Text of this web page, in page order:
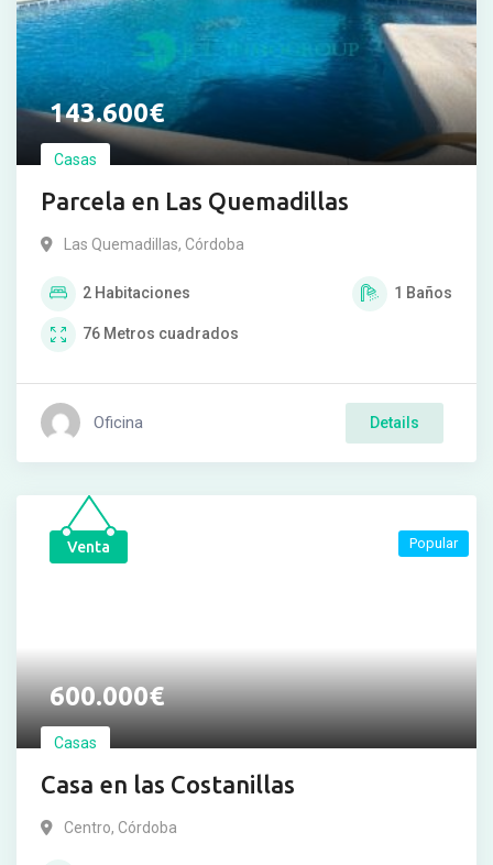
143.600€
Casas
Parcela en Las Quemadillas
Las Quemadillas, Córdoba
2 Habitaciones 1 Baños
76 Metros cuadrados
Oficina Details
Venta
600.000€
Casas
Casa en las Costanillas
Popular
Centro, Córdoba